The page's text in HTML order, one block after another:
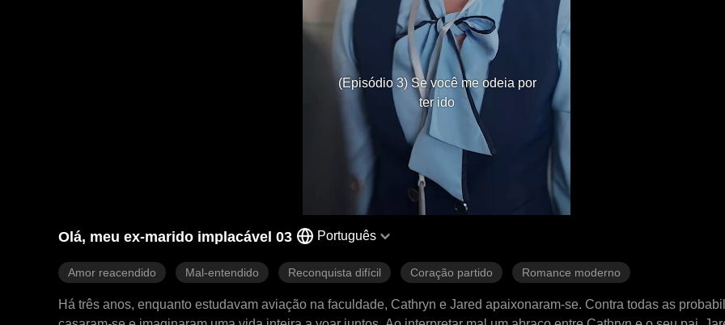
(Episódio 3) Se você me odeia por
ter ido
Olá, meu ex-marido implacável 03 Português
Amor reacendido Mal-entendido Reconquista difícil Coração partido Romance moderno
Há três anos, enquanto estudavam aviação na faculdade, Cathryn e Jared apaixonaram-se. Contra todas as